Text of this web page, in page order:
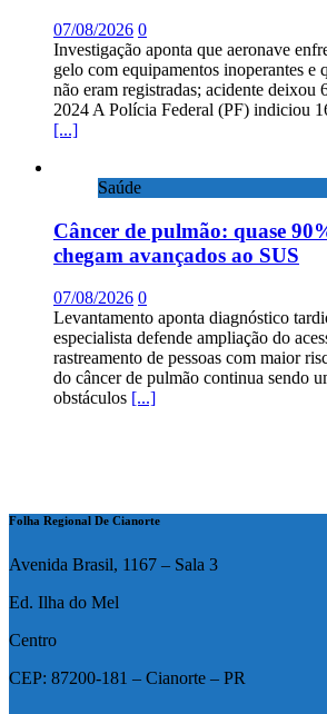
07/08/2026 0
Investigação aponta que aeronave
gelo com equipamentos inoperantes e
não eram registradas; acidente deixou
2024 A Polícia Federal (PF) indiciou
[...]
Saúde
Câncer de pulmão: quase
chegam avançados ao SUS
07/08/2026 0
Levantamento aponta diagnóstico
especialista defende ampliação do
rastreamento de pessoas com maior
do câncer de pulmão continua sendo
obstáculos [...]
Folha Regional De Cianorte
Avenida Brasil, 1167 – Sala 3
Ed. Ilha do Mel
Centro
CEP: 87200-181 – Cianorte – PR